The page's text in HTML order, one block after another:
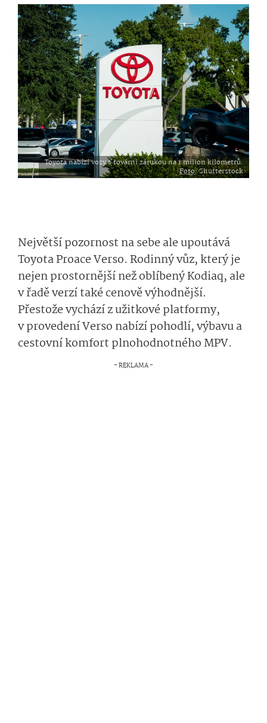
Toyota nabízí vozy s tovární zárukou na 1 milion kilometrů.
Foto: Shutterstock
Největší pozornost na sebe ale upoutává
Toyota Proace Verso. Rodinný vůz, který je
nejen prostornější než oblíbený Kodiaq, ale
v řadě verzí také cenově výhodnější.
Přestože vychází z užitkové platformy,
v provedení Verso nabízí pohodlí, výbavu a
cestovní komfort plnohodnotného MPV.